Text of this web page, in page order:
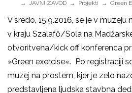
JAVNI ZAVOD Projekti Green
V sredo, 15.9.2016, se je v
v kraju Szalafő/Sola na
otvoritvena/kick off konferenca
»Green exercise«. Po registraciji
muzej na prostem, kjer je zelo
predstavljena ljudska stavbna